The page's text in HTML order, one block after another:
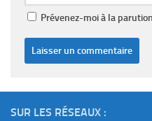
Prévenez-moi à la
SUR LES RÉSEAUX :